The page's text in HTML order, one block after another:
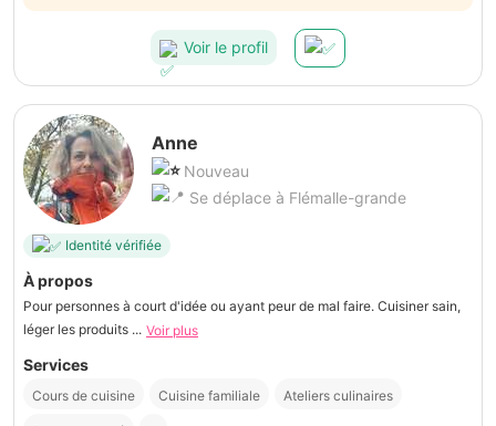
Voir le profil
Anne
Nouveau
Se déplace à Flémalle-grande
Identité vérifiée
À propos
Pour personnes à court d'idée ou ayant peur de mal faire. Cuisiner sain,
léger les produits ... Voir plus
Services
Cours de cuisine Cuisine familiale Ateliers culinaires